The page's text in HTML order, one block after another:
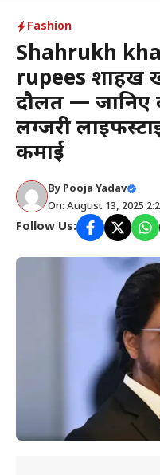
Fashion
Shahrukh
rupees शाहरुख
दौलत — जानिए
लग्जरी
कमाई
By Pooja Yadav
On: August 13, 2025
Follow Us: